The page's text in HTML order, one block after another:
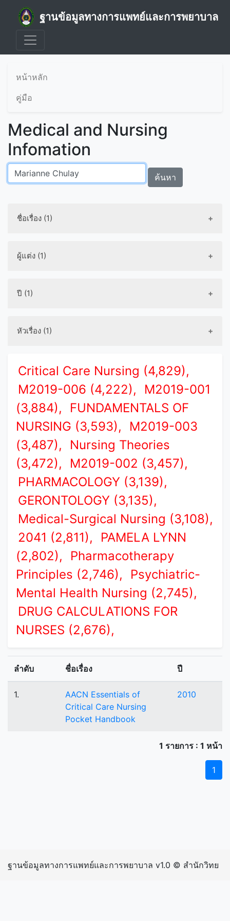
ฐานข้อมูลทางการแพทย์และการพยาบาล
หน้าหลัก
คู่มือ
Medical and Nursing
Infomation
ค้นหา
ชื่อเรื่อง (1)
ผู้แต่ง (1)
ปี (1)
หัวเรื่อง (1)
Critical Care Nursing (4,829),
M2019-006 (4,222),
M2019-001
(3,884),
FUNDAMENTALS OF
NURSING (3,593),
M2019-003
(3,487),
Nursing Theories
(3,472),
M2019-002 (3,457),
PHARMACOLOGY (3,139),
GERONTOLOGY (3,135),
Medical-Surgical Nursing (3,108),
2041 (2,811),
PAMELA LYNN
(2,802),
Pharmacotherapy
Principles (2,746),
Psychiatric-
Mental Health Nursing (2,745),
DRUG CALCULATIONS FOR
NURSES (2,676),
ลำดับ ชื่อเรื่อง ปี
1.
AACN Essentials of
Critical Care Nursing
Pocket Handbook
2010
1 รายการ : 1 หน้า
1
ฐานข้อมูลทางการแพทย์และการพยาบาล v1.0 © สำนักวิทย